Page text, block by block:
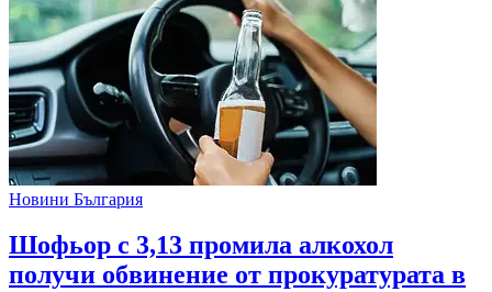
Новини България
Шофьор с 3,13 промила алкохол
получи обвинение от прокуратурата в